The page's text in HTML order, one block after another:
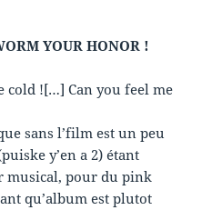
YOUR HONOR !
cold ![…] Can you feel me
sans l’film est un peu
y’en a 2) étant
musical, pour du pink
qu’album est plutot